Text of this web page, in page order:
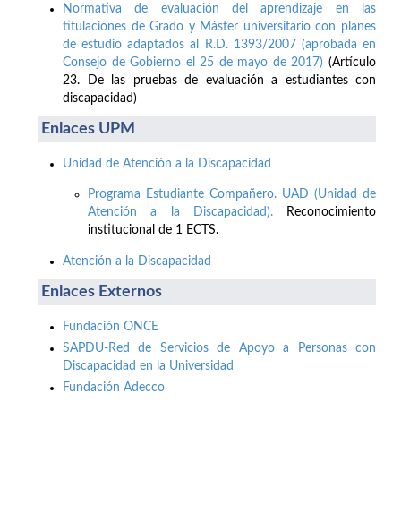
Normativa de evaluación del aprendizaje en las
titulaciones de Grado y Máster universitario con planes
de estudio adaptados al R.D. 1393/2007 (aprobada en
Consejo de Gobierno el 25 de mayo de 2017) (Artículo
23. De las pruebas de evaluación a estudiantes con
discapacidad)
Enlaces UPM
Unidad de Atención a la Discapacidad
Programa Estudiante Compañero. UAD (Unidad de
Atención a la Discapacidad).Reconocimiento
institucional de 1 ECTS.
Atención a la Discapacidad
Enlaces Externos
Fundación ONCE
SAPDU-Red de Servicios de Apoyo a Personas con
Discapacidad en la Universidad
Fundación Adecco